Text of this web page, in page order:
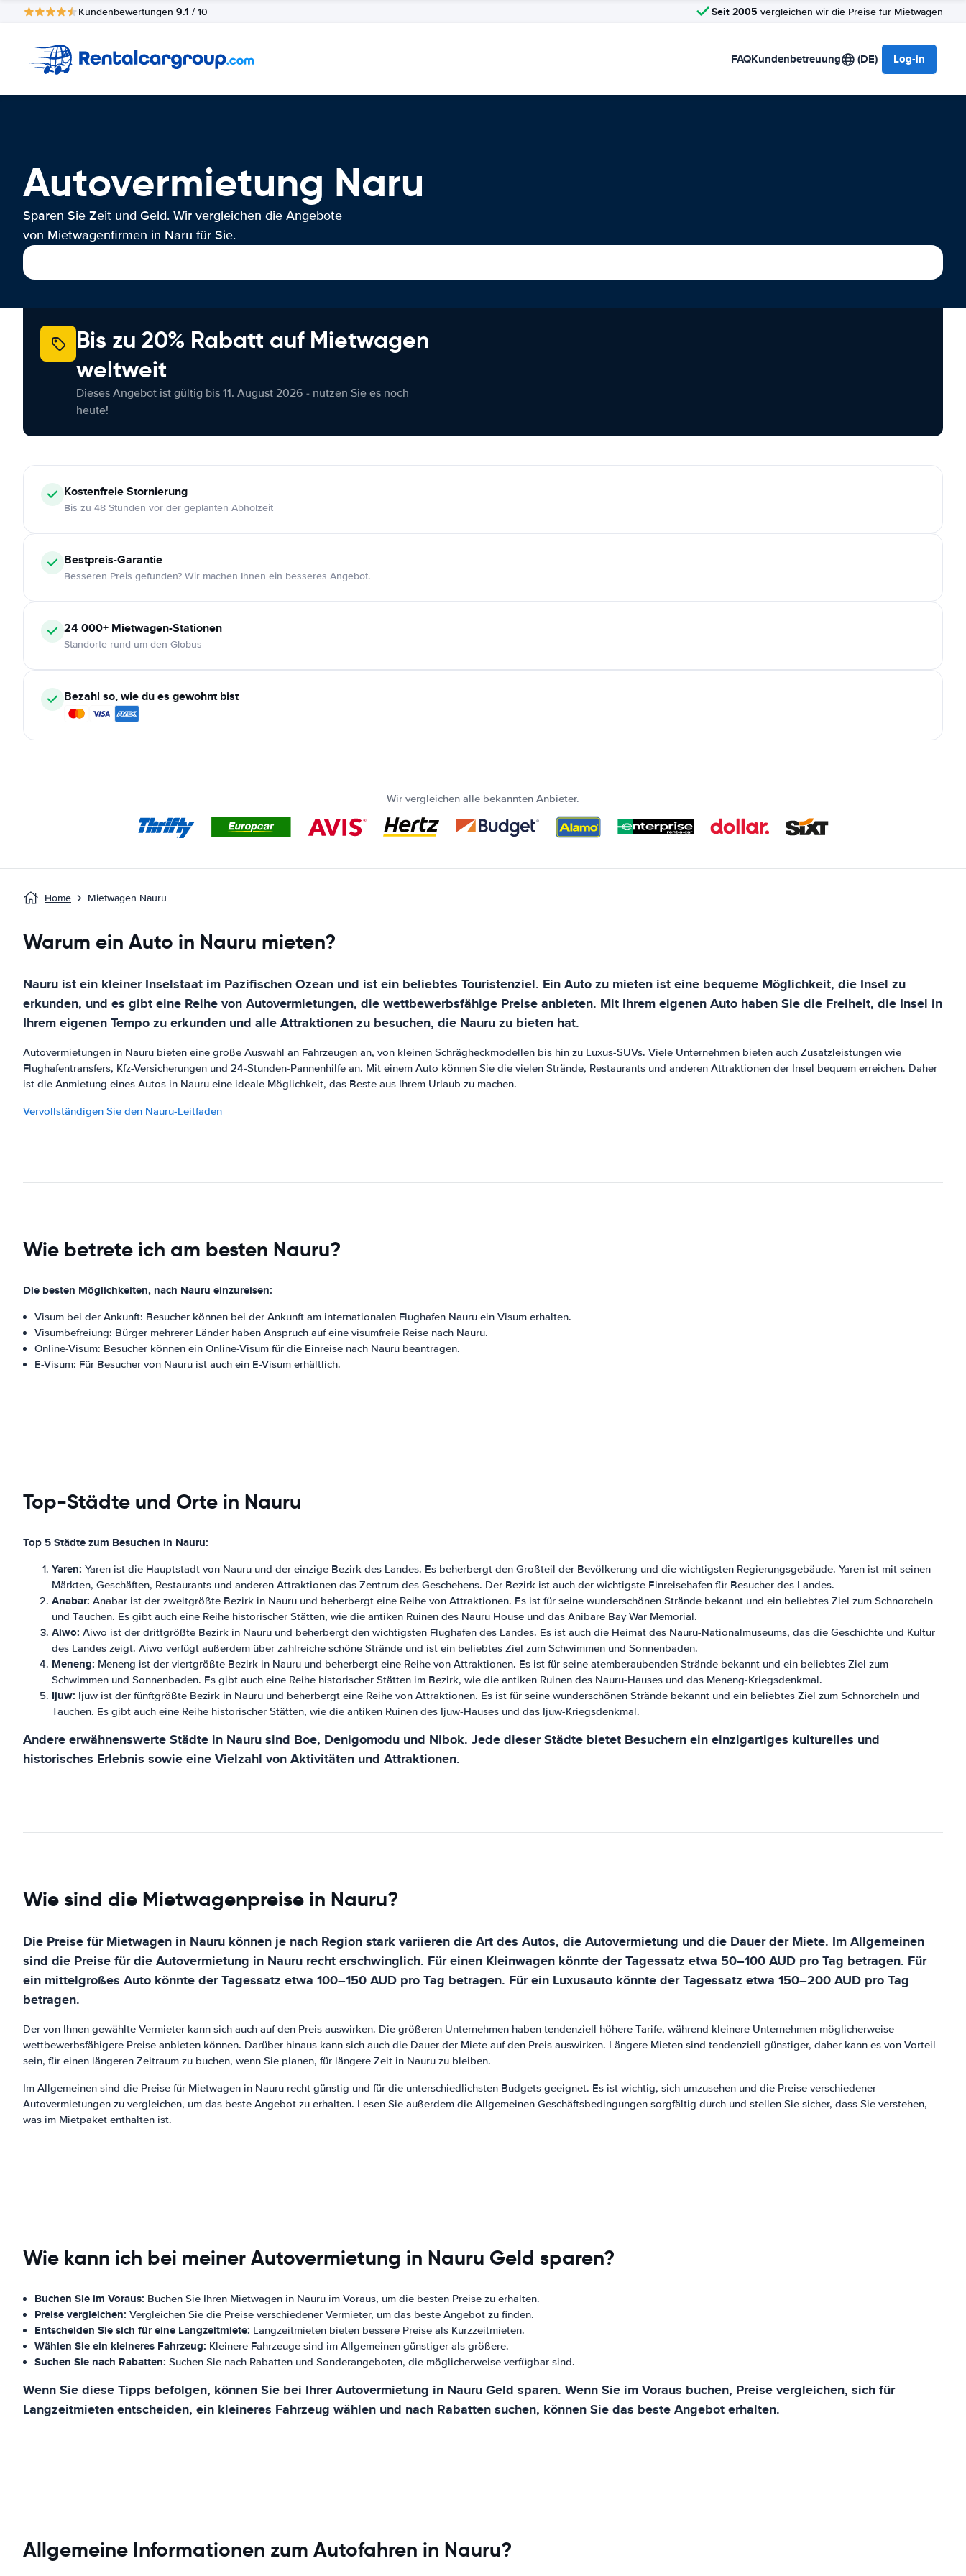
Kundenbewertungen 9.1 / 10 Seit 2005 vergleichen wir die Preise für Mietwagen
FAQKundenbetreuung (DE) Log-in
Autovermietung Naru
Sparen Sie Zeit und Geld. Wir vergleichen die Angebote
von Mietwagenfirmen in Naru für Sie.
Bis zu 20% Rabatt auf Mietwagen
weltweit
Dieses Angebot ist gültig bis 11. August 2026 - nutzen Sie es noch
heute!
KostenfreieStornierung
Bis zu 48 Stunden vor der geplanten Abholzeit
Bestpreis-Garantie
Besseren Preis gefunden? Wir machen Ihnen ein besseres Angebot.
24 000+ Mietwagen-Stationen
Standorte rund um den Globus
Bezahl so, wie du es gewohnt bist
Wir vergleichen alle bekannten Anbieter.
Home Mietwagen Nauru
Warum ein Auto in Nauru mieten?
Nauru ist ein kleiner Inselstaat im Pazifischen Ozean und ist ein beliebtes Touristenziel. Ein Auto zu mieten ist eine bequeme Möglichkeit, die Insel zu
erkunden, und es gibt eine Reihe von Autovermietungen, die wettbewerbsfähige Preise anbieten. Mit Ihrem eigenen Auto haben Sie die Freiheit, die Insel in
Ihrem eigenen Tempo zu erkunden und alle Attraktionen zu besuchen, die Nauru zu bieten hat.
Autovermietungen in Nauru bieten eine große Auswahl an Fahrzeugen an, von kleinen Schrägheckmodellen bis hin zu Luxus-SUVs. Viele Unternehmen bieten auch Zusatzleistungen wie
Flughafentransfers, Kfz-Versicherungen und 24-Stunden-Pannenhilfe an. Mit einem Auto können Sie die vielen Strände, Restaurants und anderen Attraktionen der Insel bequem erreichen. Daher
ist die Anmietung eines Autos in Nauru eine ideale Möglichkeit, das Beste aus Ihrem Urlaub zu machen.
Vervollständigen Sie den Nauru-Leitfaden
Wie betrete ich am besten Nauru?
Die besten Möglichkeiten, nach Nauru einzureisen:
Visum bei der Ankunft: Besucher können bei der Ankunft am internationalen Flughafen Nauru ein Visum erhalten.
Visumbefreiung: Bürger mehrerer Länder haben Anspruch auf eine visumfreie Reise nach Nauru.
Online-Visum: Besucher können ein Online-Visum für die Einreise nach Nauru beantragen.
E-Visum: Für Besucher von Nauru ist auch ein E-Visum erhältlich.
Top-Städte und Orte in Nauru
Top 5 Städte zum Besuchen in Nauru:
Yaren: Yaren ist die Hauptstadt von Nauru und der einzige Bezirk des Landes. Es beherbergt den Großteil der Bevölkerung und die wichtigsten Regierungsgebäude. Yaren ist mit seinen
Märkten, Geschäften, Restaurants und anderen Attraktionen das Zentrum des Geschehens. Der Bezirk ist auch der wichtigste Einreisehafen für Besucher des Landes.
Anabar: Anabar ist der zweitgrößte Bezirk in Nauru und beherbergt eine Reihe von Attraktionen. Es ist für seine wunderschönen Strände bekannt und ein beliebtes Ziel zum Schnorcheln
und Tauchen. Es gibt auch eine Reihe historischer Stätten, wie die antiken Ruinen des Nauru House und das Anibare Bay War Memorial.
Aiwo: Aiwo ist der drittgrößte Bezirk in Nauru und beherbergt den wichtigsten Flughafen des Landes. Es ist auch die Heimat des Nauru-Nationalmuseums, das die Geschichte und Kultur
des Landes zeigt. Aiwo verfügt außerdem über zahlreiche schöne Strände und ist ein beliebtes Ziel zum Schwimmen und Sonnenbaden.
Meneng: Meneng ist der viertgrößte Bezirk in Nauru und beherbergt eine Reihe von Attraktionen. Es ist für seine atemberaubenden Strände bekannt und ein beliebtes Ziel zum
Schwimmen und Sonnenbaden. Es gibt auch eine Reihe historischer Stätten im Bezirk, wie die antiken Ruinen des Nauru-Hauses und das Meneng-Kriegsdenkmal.
Ijuw: Ijuw ist der fünftgrößte Bezirk in Nauru und beherbergt eine Reihe von Attraktionen. Es ist für seine wunderschönen Strände bekannt und ein beliebtes Ziel zum Schnorcheln und
Tauchen. Es gibt auch eine Reihe historischer Stätten, wie die antiken Ruinen des Ijuw-Hauses und das Ijuw-Kriegsdenkmal.
Andere erwähnenswerte Städte in Nauru sind Boe, Denigomodu und Nibok. Jede dieser Städte bietet Besuchern ein einzigartiges kulturelles und
historisches Erlebnis sowie eine Vielzahl von Aktivitäten und Attraktionen.
Wie sind die Mietwagenpreise in Nauru?
Die Preise für Mietwagen in Nauru können je nach Region stark variieren die Art des Autos, die Autovermietung und die Dauer der Miete. Im Allgemeinen
sind die Preise für die Autovermietung in Nauru recht erschwinglich. Für einen Kleinwagen könnte der Tagessatz etwa 50–100 AUD pro Tag betragen. Für
ein mittelgroßes Auto könnte der Tagessatz etwa 100–150 AUD pro Tag betragen. Für ein Luxusauto könnte der Tagessatz etwa 150–200 AUD pro Tag
betragen.
Der von Ihnen gewählte Vermieter kann sich auch auf den Preis auswirken. Die größeren Unternehmen haben tendenziell höhere Tarife, während kleinere Unternehmen möglicherweise
wettbewerbsfähigere Preise anbieten können. Darüber hinaus kann sich auch die Dauer der Miete auf den Preis auswirken. Längere Mieten sind tendenziell günstiger, daher kann es von Vorteil
sein, für einen längeren Zeitraum zu buchen, wenn Sie planen, für längere Zeit in Nauru zu bleiben.
Im Allgemeinen sind die Preise für Mietwagen in Nauru recht günstig und für die unterschiedlichsten Budgets geeignet. Es ist wichtig, sich umzusehen und die Preise verschiedener
Autovermietungen zu vergleichen, um das beste Angebot zu erhalten. Lesen Sie außerdem die Allgemeinen Geschäftsbedingungen sorgfältig durch und stellen Sie sicher, dass Sie verstehen,
was im Mietpaket enthalten ist.
Wie kann ich bei meiner Autovermietung in Nauru Geld sparen?
Buchen Sie im Voraus: Buchen Sie Ihren Mietwagen in Nauru im Voraus, um die besten Preise zu erhalten.
Preise vergleichen: Vergleichen Sie die Preise verschiedener Vermieter, um das beste Angebot zu finden.
Entscheiden Sie sich für eine Langzeitmiete: Langzeitmieten bieten bessere Preise als Kurzzeitmieten.
Wählen Sie ein kleineres Fahrzeug: Kleinere Fahrzeuge sind im Allgemeinen günstiger als größere.
Suchen Sie nach Rabatten: Suchen Sie nach Rabatten und Sonderangeboten, die möglicherweise verfügbar sind.
Wenn Sie diese Tipps befolgen, können Sie bei Ihrer Autovermietung in Nauru Geld sparen. Wenn Sie im Voraus buchen, Preise vergleichen, sich für
Langzeitmieten entscheiden, ein kleineres Fahrzeug wählen und nach Rabatten suchen, können Sie das beste Angebot erhalten.
Allgemeine Informationen zum Autofahren in Nauru?